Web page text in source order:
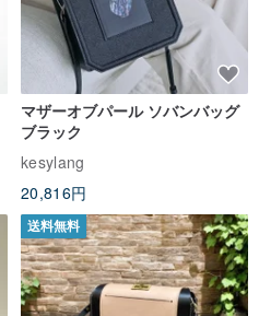
マザーオブパール ソバンバッグ
ブラック
kesylang
20,816円
送料無料